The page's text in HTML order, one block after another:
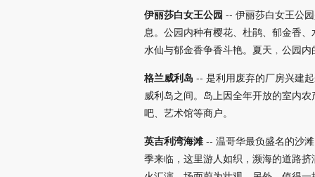
伊丽莎白女王公园 -- 伊丽莎白女王公
息。公园内种有樱花、杜鹃、郁金香
水仙与郁金香争香斗艳。夏天﹐公园
格兰威利岛 -- 是利用废弃的厂房兴建
威利岛之间。岛上因全年开放的室内
吧、艺术馆等商户。
英吉利湾海滩 -- 温哥华最负盛名的沙
季来临，这里游人如织，濒海的道路